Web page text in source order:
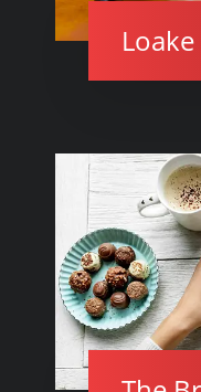
Loake